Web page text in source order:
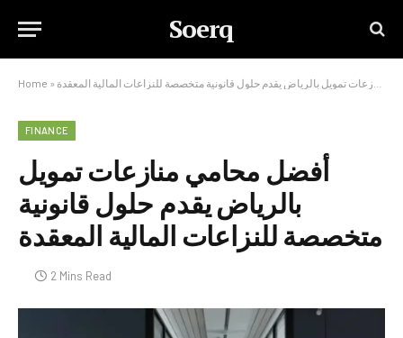
Soerq
Home » أفضل محامي منازعات تمويل بالرياض يقدم حلول قانونية متخصصة للنزاعات المالية المعقدة
FINANCE
أفضل محامي منازعات تمويل
بالرياض يقدم حلول قانونية
متخصصة للنزاعات المالية المعقدة
2 Mins Read